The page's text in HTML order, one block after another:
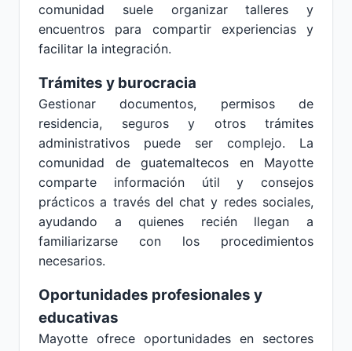
comunidad suele organizar talleres y
encuentros para compartir experiencias y
facilitar la integración.
Trámites y burocracia
Gestionar documentos, permisos de
residencia, seguros y otros trámites
administrativos puede ser complejo. La
comunidad de guatemaltecos en Mayotte
comparte información útil y consejos
prácticos a través del chat y redes sociales,
ayudando a quienes recién llegan a
familiarizarse con los procedimientos
necesarios.
Oportunidades profesionales y
educativas
Mayotte ofrece oportunidades en sectores